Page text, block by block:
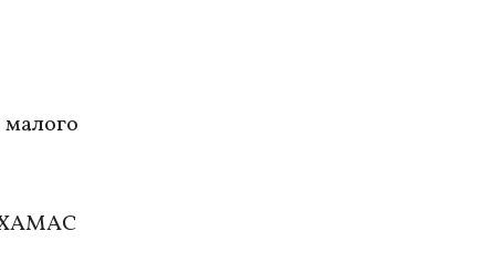
малого
ХАМАС